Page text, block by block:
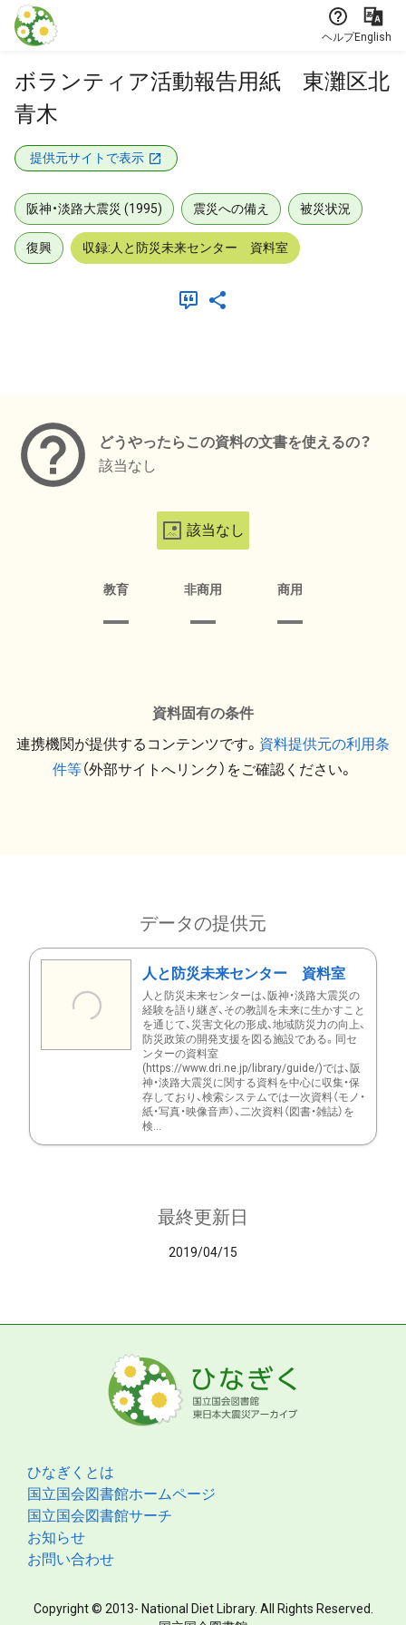
本文に飛ぶ
ヘルプEnglish
ボランティア活動報告用紙 東灘区北
青木
提供元サイトで表示
阪神・淡路大震災 (1995) 震災への備え 被災状況
復興 収録:人と防災未来センター 資料室
どうやったらこの資料の文書を使えるの？
該当なし
該当なし
教育 非商用 商用
資料固有の条件
連携機関が提供するコンテンツです。 資料提供元の利用条
件等（外部サイトへリンク）をご確認ください。
データの提供元
人と防災未来センター 資料室
人と防災未来センターは、阪神・淡路大震災の
経験を語り継ぎ、その教訓を未来に生かすこと
を通じて、災害文化の形成、地域防災力の向上、
防災政策の開発支援を図る施設である。同セ
ンターの資料室
(https://www.dri.ne.jp/library/guide/)では、阪
神・淡路大震災に関する資料を中心に収集・保
存しており、検索システムでは一次資料（モノ・
紙・写真・映像音声）、二次資料（図書・雑誌）を
検...
最終更新日
2019/04/15
ひなぎくとは
国立国会図書館ホームページ
国立国会図書館サーチ
お知らせ
お問い合わせ
Copyright © 2013- National Diet Library. All Rights Reserved.